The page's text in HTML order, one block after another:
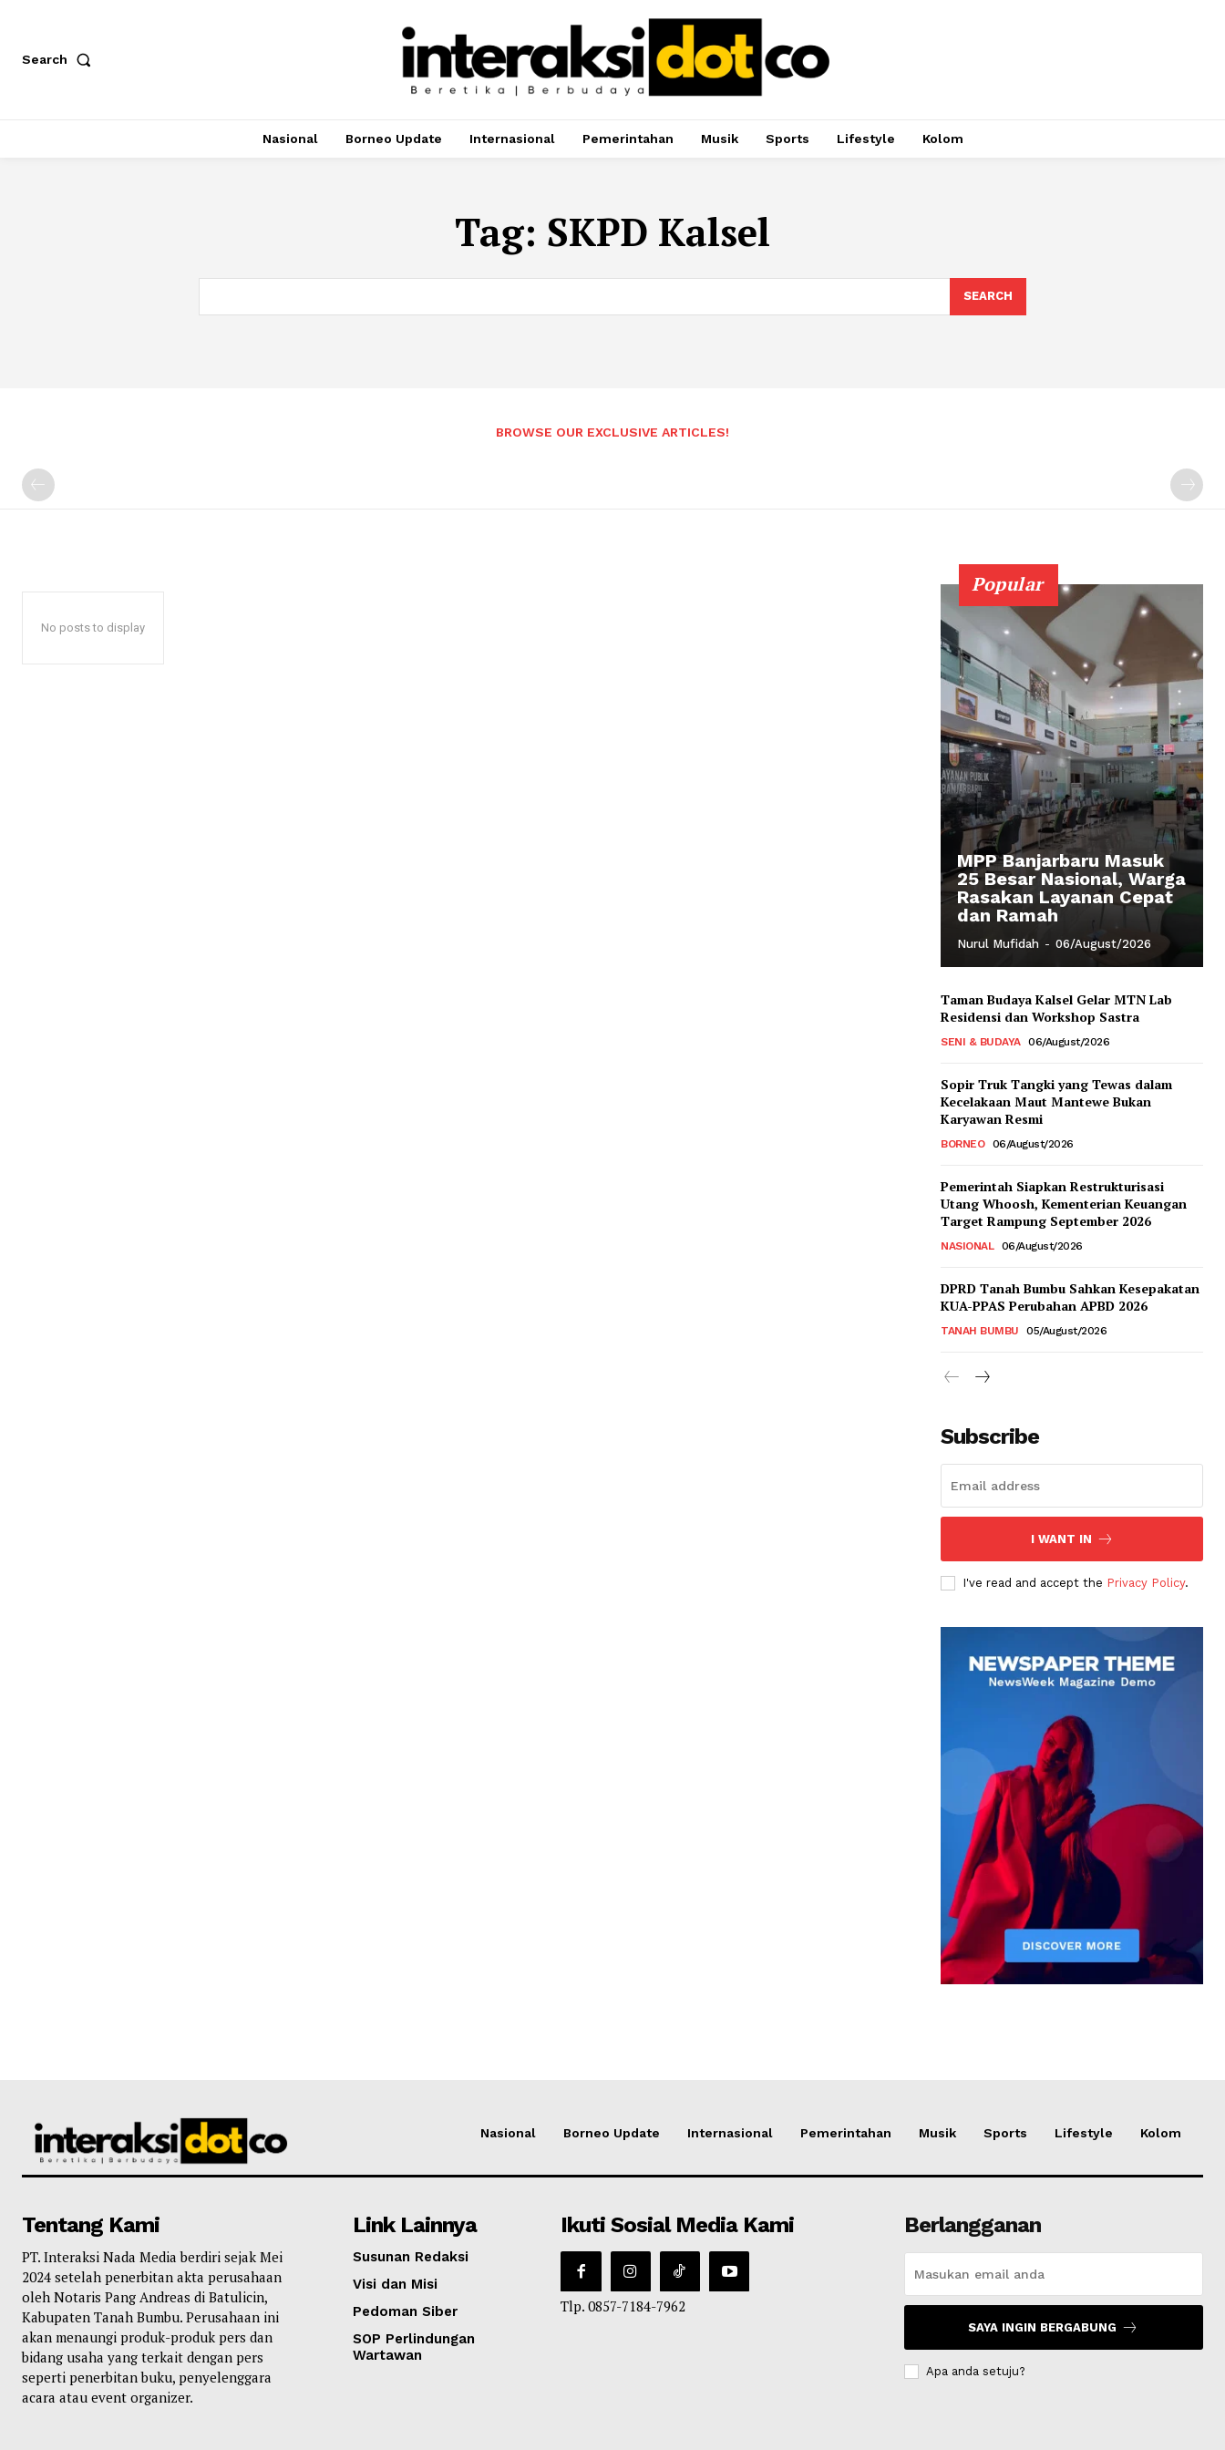
Search
Nasional Borneo Update Internasional Pemerintahan Musik Sports Lifestyle Kolom
Tag: SKPD Kalsel
SEARCH
BROWSE OUR EXCLUSIVE ARTICLES!
No posts to display
Popular
MPP Banjarbaru Masuk
25 Besar Nasional, Warga
Rasakan Layanan Cepat
dan Ramah
Nurul Mufidah - 06/August/2026
Taman Budaya Kalsel Gelar MTN Lab
Residensi dan Workshop Sastra
SENI & BUDAYA 06/August/2026
Sopir Truk Tangki yang Tewas dalam
Kecelakaan Maut Mantewe Bukan
Karyawan Resmi
BORNEO 06/August/2026
Pemerintah Siapkan Restrukturisasi
Utang Whoosh, Kementerian Keuangan
Target Rampung September 2026
NASIONAL 06/August/2026
DPRD Tanah Bumbu Sahkan Kesepakatan
KUA-PPAS Perubahan APBD 2026
TANAH BUMBU 05/August/2026
Subscribe
I WANT IN
I've read and accept the Privacy Policy.
Nasional Borneo Update Internasional Pemerintahan Musik Sports Lifestyle Kolom
Tentang Kami
PT. Interaksi Nada Media berdiri sejak Mei
2024 setelah penerbitan akta perusahaan
oleh Notaris Pang Andreas di Batulicin,
Kabupaten Tanah Bumbu. Perusahaan ini
akan menaungi produk-produk pers dan
bidang usaha yang terkait dengan pers
seperti penerbitan buku, penyelenggara
acara atau event organizer.
Link Lainnya
Susunan Redaksi
Visi dan Misi
Pedoman Siber
SOP Perlindungan
Wartawan
Ikuti Sosial Media Kami
Tlp. 0857-7184-7962
Berlangganan
SAYA INGIN BERGABUNG
Apa anda setuju?